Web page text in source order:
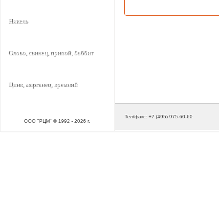
Никель
Олово, свинец, припой, баббит
Цинк, марганец, кремний
ООО "РЦМ" © 1992 - 2026 г.
Тел/факс: +7 (495) 975-60-60